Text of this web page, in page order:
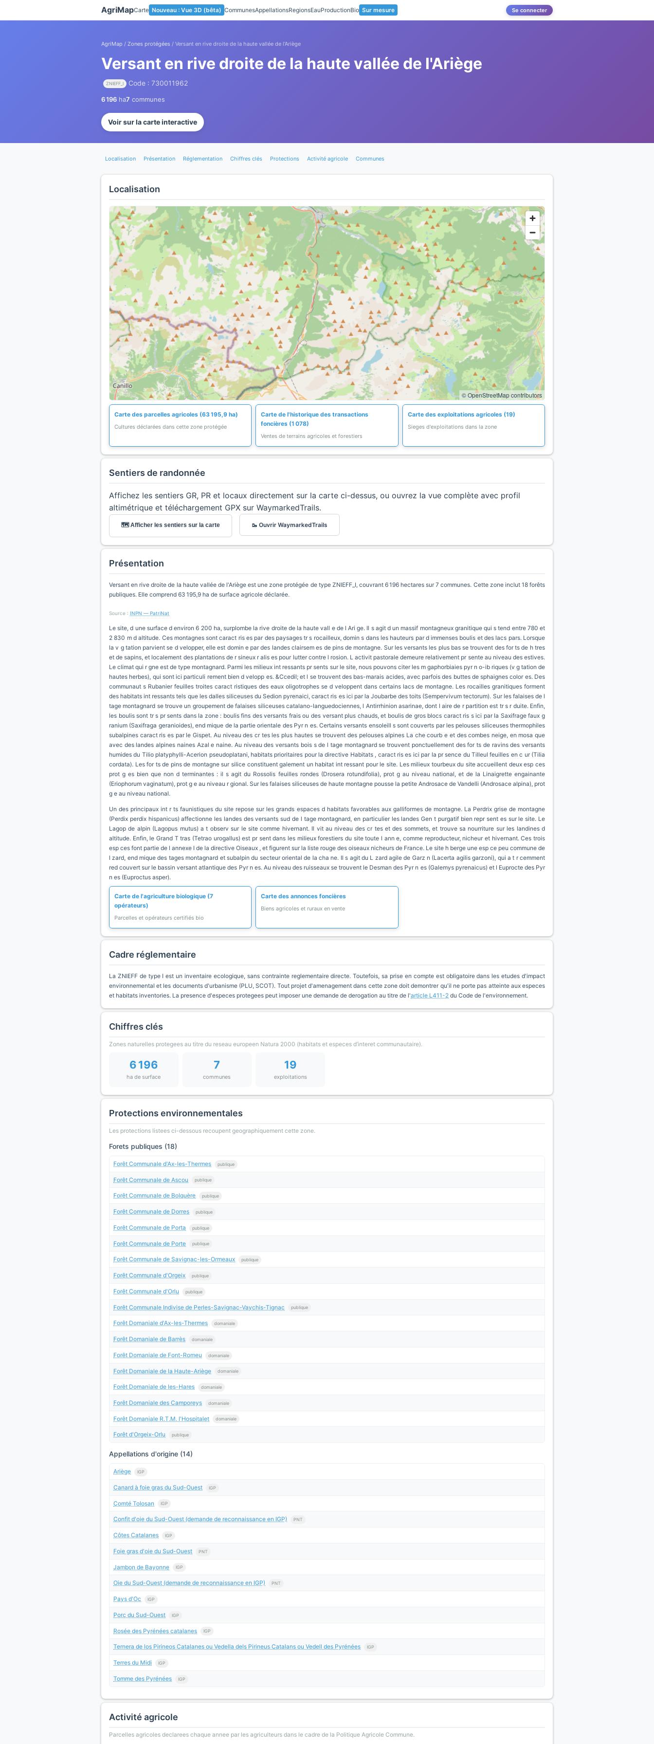
AgriMapCarte Nouveau : Vue 3D (bêta) CommunesAppellationsRegionsEauProductionBio Sur mesure Se connecter
AgriMap / Zones protégées / Versant en rive droite de la haute vallée de l'Ariège
Versant en rive droite de la haute vallée de l'Ariège
ZNIEFF_I Code : 730011962
6 196 ha7 communes
Voir sur la carte interactive
Localisation Présentation Réglementation Chiffres clés Protections Activité agricole Communes
Localisation
© OpenStreetMap contributors
Carte des parcelles agricoles (63 195,9 ha)
Cultures déclarées dans cette zone protégée
Carte de l'historique des transactions
foncières (1 078)
Ventes de terrains agricoles et forestiers
Carte des exploitations agricoles (19)
Sieges d'exploitations dans la zone
Sentiers de randonnée
Affichez les sentiers GR, PR et locaux directement sur la carte ci-dessus, ou ouvrez la vue complète avec profil
altimétrique et téléchargement GPX sur WaymarkedTrails.
🗺️ Afficher les sentiers sur la carte 🥾 Ouvrir WaymarkedTrails
Présentation
Versant en rive droite de la haute vallée de l'Ariège est une zone protégée de type ZNIEFF_I, couvrant 6 196 hectares sur 7 communes. Cette zone inclut 18 forêts
publiques. Elle comprend 63 195,9 ha de surface agricole déclarée.
Source : INPN — PatriNat
Le site, d une surface d environ 6 200 ha, surplombe la rive droite de la haute vall e de l Ari ge. Il s agit d un massif montagneux granitique qui s tend entre 780 et
2 830 m d altitude. Ces montagnes sont caract ris es par des paysages tr s rocailleux, domin s dans les hauteurs par d immenses boulis et des lacs pars. Lorsque
la v g tation parvient se d velopper, elle est domin e par des landes clairsem es de pins de montagne. Sur les versants les plus bas se trouvent des for ts de h tres
et de sapins, et localement des plantations de r sineux r alis es pour lutter contre l rosion. L activit pastorale demeure relativement pr sente au niveau des estives.
Le climat qui r gne est de type montagnard. Parmi les milieux int ressants pr sents sur le site, nous pouvons citer les m gaphorbiaies pyr n o-ib riques (v g tation de
hautes herbes), qui sont ici particuli rement bien d velopp es. &Ccedil; et l se trouvent des bas-marais acides, avec parfois des buttes de sphaignes color es. Des
communaut s Rubanier feuilles troites caract ristiques des eaux oligotrophes se d veloppent dans certains lacs de montagne. Les rocailles granitiques forment
des habitats int ressants tels que les dalles siliceuses du Sedion pyrenaici, caract ris es ici par la Joubarbe des toits (Sempervivum tectorum). Sur les falaises de l
tage montagnard se trouve un groupement de falaises siliceuses catalano-languedociennes, l Antirrhinion asarinae, dont l aire de r partition est tr s r duite. Enfin,
les boulis sont tr s pr sents dans la zone : boulis fins des versants frais ou des versant plus chauds, et boulis de gros blocs caract ris s ici par la Saxifrage faux g
ranium (Saxifraga geranioides), end mique de la partie orientale des Pyr n es. Certains versants ensoleill s sont couverts par les pelouses siliceuses thermophiles
subalpines caract ris es par le Gispet. Au niveau des cr tes les plus hautes se trouvent des pelouses alpines La che courb e et des combes neige, en mosa que
avec des landes alpines naines Azal e naine. Au niveau des versants bois s de l tage montagnard se trouvent ponctuellement des for ts de ravins des versants
humides du Tilio platyphylli-Acerion pseudoplatani, habitats prioritaires pour la directive Habitats , caract ris es ici par la pr sence du Tilleul feuilles en c ur (Tilia
cordata). Les for ts de pins de montagne sur silice constituent galement un habitat int ressant pour le site. Les milieux tourbeux du site accueillent deux esp ces
prot g es bien que non d terminantes : il s agit du Rossolis feuilles rondes (Drosera rotundifolia), prot g au niveau national, et de la Linaigrette engainante
(Eriophorum vaginatum), prot g e au niveau r gional. Sur les falaises siliceuses de haute montagne pousse la petite Androsace de Vandelli (Androsace alpina), prot
g e au niveau national.
Un des principaux int r ts faunistiques du site repose sur les grands espaces d habitats favorables aux galliformes de montagne. La Perdrix grise de montagne
(Perdix perdix hispanicus) affectionne les landes des versants sud de l tage montagnard, en particulier les landes Gen t purgatif bien repr sent es sur le site. Le
Lagop de alpin (Lagopus mutus) a t observ sur le site comme hivernant. Il vit au niveau des cr tes et des sommets, et trouve sa nourriture sur les landines d
altitude. Enfin, le Grand T tras (Tetrao urogallus) est pr sent dans les milieux forestiers du site toute l ann e, comme reproducteur, nicheur et hivernant. Ces trois
esp ces font partie de l annexe I de la directive Oiseaux , et figurent sur la liste rouge des oiseaux nicheurs de France. Le site h berge une esp ce peu commune de
l zard, end mique des tages montagnard et subalpin du secteur oriental de la cha ne. Il s agit du L zard agile de Garz n (Lacerta agilis garzoni), qui a t r cemment
red couvert sur le bassin versant atlantique des Pyr n es. Au niveau des ruisseaux se trouvent le Desman des Pyr n es (Galemys pyrenaicus) et l Euprocte des Pyr
n es (Euproctus asper).
Carte de l'agriculture biologique (7
opérateurs)
Parcelles et opérateurs certifiés bio
Carte des annonces foncières
Biens agricoles et ruraux en vente
Cadre réglementaire
La ZNIEFF de type I est un inventaire ecologique, sans contrainte reglementaire directe. Toutefois, sa prise en compte est obligatoire dans les etudes d'impact
environnemental et les documents d'urbanisme (PLU, SCOT). Tout projet d'amenagement dans cette zone doit demontrer qu'il ne porte pas atteinte aux especes
et habitats inventories. La presence d'especes protegees peut imposer une demande de derogation au titre de l'article L411-2 du Code de l'environnement.
Chiffres clés
Zones naturelles protegees au titre du reseau europeen Natura 2000 (habitats et especes d’interet communautaire).
6 196
ha de surface
7
communes
19
exploitations
Protections environnementales
Les protections listees ci-dessous recoupent geographiquement cette zone.
Forets publiques (18)
Forêt Communale d'Ax-les-Thermes publique
Forêt Communale de Ascou publique
Forêt Communale de Bolquère publique
Forêt Communale de Dorres publique
Forêt Communale de Porta publique
Forêt Communale de Porte publique
Forêt Communale de Savignac-les-Ormeaux publique
Forêt Communale d'Orgeix publique
Forêt Communale d'Orlu publique
Forêt Communale Indivise de Perles-Savignac-Vaychis-Tignac publique
Forêt Domaniale d'Ax-les-Thermes domaniale
Forêt Domaniale de Barrès domaniale
Forêt Domaniale de Font-Romeu domaniale
Forêt Domaniale de la Haute-Ariège domaniale
Forêt Domaniale de les-Hares domaniale
Forêt Domaniale des Camporeys domaniale
Forêt Domaniale R.T.M. l'Hospitalet domaniale
Forêt d'Orgeix-Orlu publique
Appellations d'origine (14)
Ariège IGP
Canard à foie gras du Sud-Ouest IGP
Comté Tolosan IGP
Confit d'oie du Sud-Ouest (demande de reconnaissance en IGP) PNT
Côtes Catalanes IGP
Foie gras d'oie du Sud-Ouest PNT
Jambon de Bayonne IGP
Oie du Sud-Ouest (demande de reconnaissance en IGP) PNT
Pays d'Oc IGP
Porc du Sud-Ouest IGP
Rosée des Pyrénées catalanes IGP
Ternera de los Pirineos Catalanes ou Vedella dels Pirineus Catalans ou Vedell des Pyrénées IGP
Terres du Midi IGP
Tomme des Pyrénées IGP
Activité agricole
Parcelles agricoles declarees chaque annee par les agriculteurs dans le cadre de la Politique Agricole Commune.
Panneau de gestion des cookies